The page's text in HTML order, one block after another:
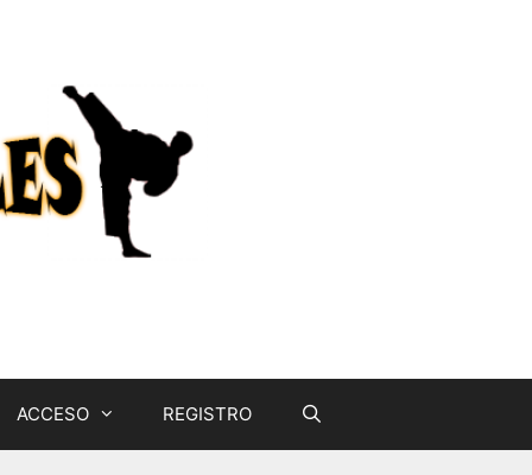
ACCESO REGISTRO